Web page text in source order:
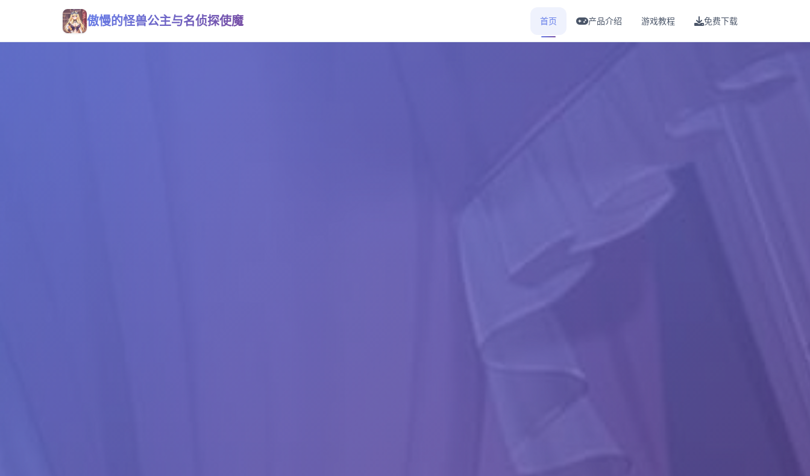
傲慢的怪兽公主与名侦探使魔 首页 产品介绍 游戏教程 免费下载